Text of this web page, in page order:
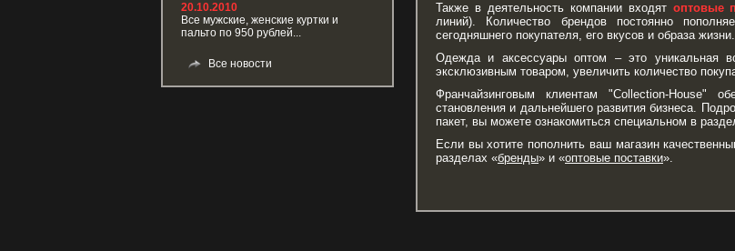
20.10.2010
Все мужские, женские куртки и
пальто по 950 рублей...
Все новости
Также в деятельность компании входят оптовые
линий). Количество брендов постоянно
сегодняшнего покупателя, его вкусов и образа жизни.
Одежда и аксессуары оптом – это уникальная
эксклюзивным товаром, увеличить количество
Франчайзинговым клиентам "Collection-House"
становления и дальнейшего развития бизнеса.
пакет, вы можете ознакомиться специальном в
Если вы хотите пополнить ваш магазин
разделах «бренды» и «оптовые поставки».